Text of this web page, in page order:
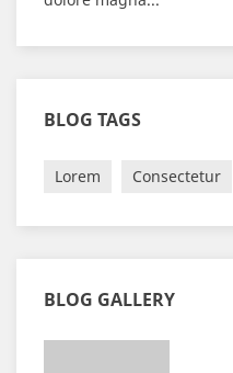
BLOG TAGS
Lorem Consectetur
BLOG GALLERY